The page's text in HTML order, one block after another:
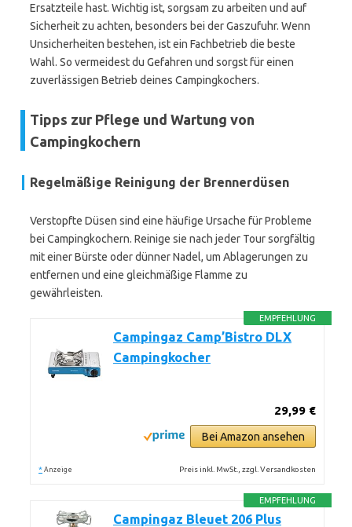
Ersatzteile hast. Wichtig ist, sorgsam zu arbeiten und auf
Sicherheit zu achten, besonders bei der Gaszufuhr. Wenn
Unsicherheiten bestehen, ist ein Fachbetrieb die beste
Wahl. So vermeidest du Gefahren und sorgst für einen
zuverlässigen Betrieb deines Campingkochers.
Tipps zur Pflege und Wartung von
Campingkochern
Regelmäßige Reinigung der Brennerdüsen
Verstopfte Düsen sind eine häufige Ursache für Probleme
bei Campingkochern. Reinige sie nach jeder Tour sorgfältig
mit einer Bürste oder dünner Nadel, um Ablagerungen zu
entfernen und eine gleichmäßige Flamme zu
gewährleisten.
EMPFEHLUNG
Campingaz Camp’Bistro DLX
Campingkocher
29,99 €
Bei Amazon ansehen
* Anzeige Preis inkl. MwSt., zzgl. Versandkosten
EMPFEHLUNG
Campingaz Bleuet 206 Plus